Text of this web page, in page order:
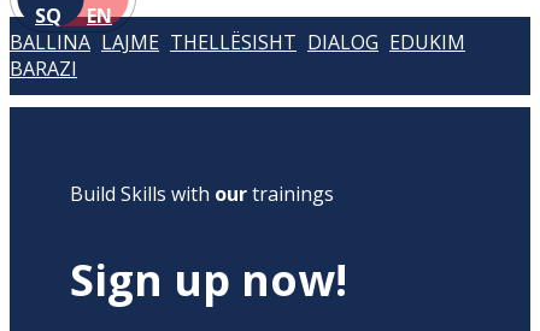
SQ EN
BALLINA LAJME THELLËSISHT DIALOG EDUKIM
BARAZI
Build Skills with ourtrainings
Sign up now!